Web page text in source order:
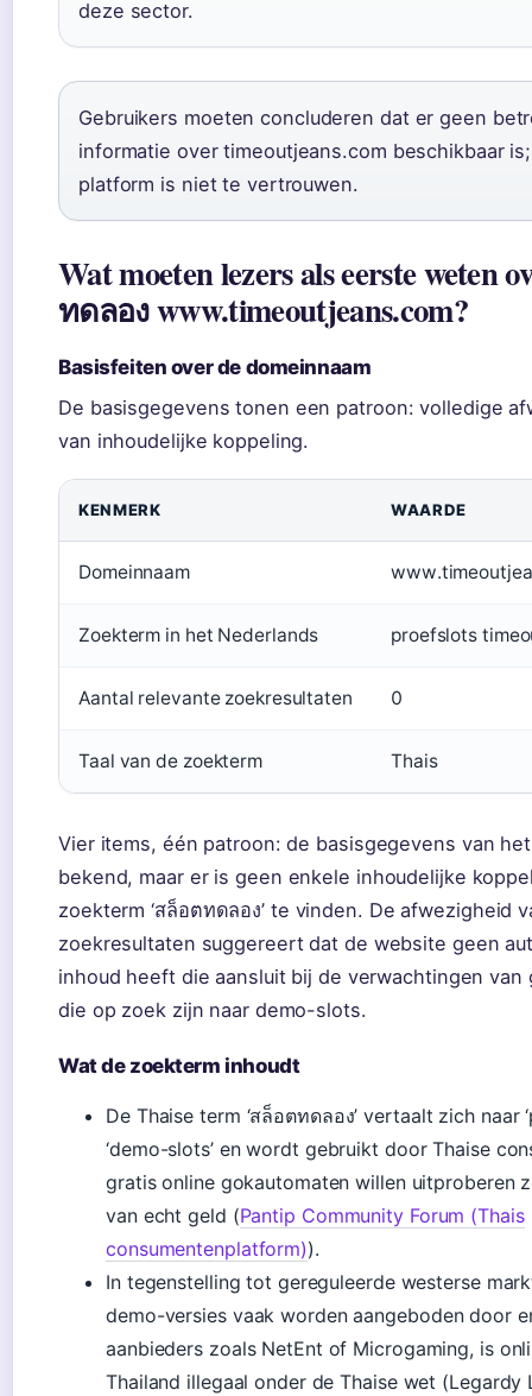
deze sector.
Gebruikers moeten concluderen dat er geen
informatie over timeoutjeans.com beschikbaar
platform is niet te vertrouwen.
Wat moeten lezers als eerste weten
ทดลอง www.timeoutjeans.com?
Basisfeiten over de domeinnaam
De basisgegevens tonen een patroon: volledige
van inhoudelijke koppeling.
KENMERK WAARDE
Domeinnaam
Zoekterm in het Nederlands proefslots
Aantal relevante zoekresultaten 0
Taal van de zoekterm Thais
Vier items, één patroon: de basisgegevens van
bekend, maar er is geen enkele inhoudelijke
zoekterm ‘สล็อตทดลอง’ te vinden. De afwezigheid
zoekresultaten suggereert dat de website geen
inhoud heeft die aansluit bij de verwachtingen van
die op zoek zijn naar demo-slots.
Wat de zoekterm inhoudt
De Thaise term ‘สล็อตทดลอง’ vertaalt zich naar
‘demo-slots’ en wordt gebruikt door Thaise
gratis online gokautomaten willen uitproberen
van echt geld (Pantip Community Forum (Thais
consumentenplatform)).
In tegenstelling tot gereguleerde westerse
demo-versies vaak worden aangeboden door
aanbieders zoals NetEnt of Microgaming, is
Thailand illegaal onder de Thaise wet (Legardy